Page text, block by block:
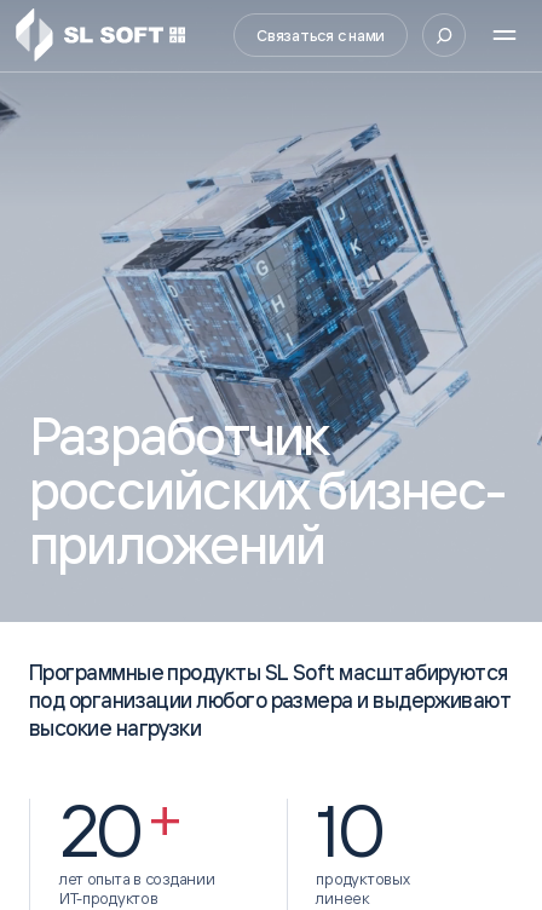
Связаться с нами
Разработчик
российских бизнес-
приложений
Программные продукты SL Soft масштабируются
под организации любого размера и выдерживают
высокие нагрузки
20+
лет опыта в создании
ИТ-продуктов
10
продуктовых
линеек